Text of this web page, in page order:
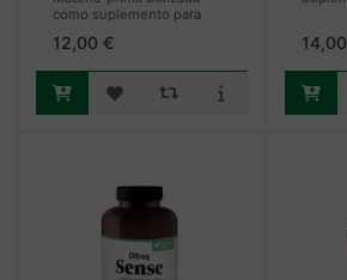
como suplemento para
independente da raça.
cerebral. Formato 300 ml.
12,00 €